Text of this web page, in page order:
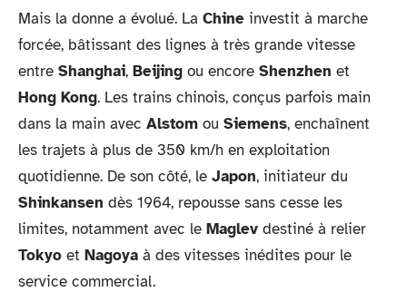
Mais la donne a évolué. La Chine investit à marche
forcée, bâtissant des lignes à très grande vitesse
entre Shanghai, Beijing ou encore Shenzhen et
Hong Kong. Les trains chinois, conçus parfois main
dans la main avec Alstom ou Siemens, enchaînent
les trajets à plus de 350 km/h en exploitation
quotidienne. De son côté, le Japon, initiateur du
Shinkansen dès 1964, repousse sans cesse les
limites, notamment avec le Maglev destiné à relier
Tokyo et Nagoya à des vitesses inédites pour le
service commercial.